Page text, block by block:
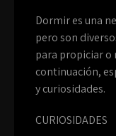
Dormir es una
pero son
para propiciar o
continuación,
y curiosidades.
CURIOSIDADES